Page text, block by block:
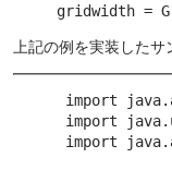
gridwidth =
上記の例を実装した
import
import
import